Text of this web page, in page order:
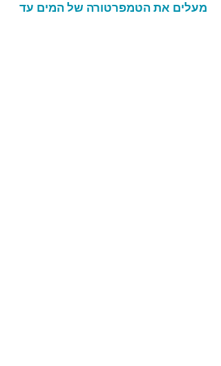
מעלים את הטמפרטורה של המים עד